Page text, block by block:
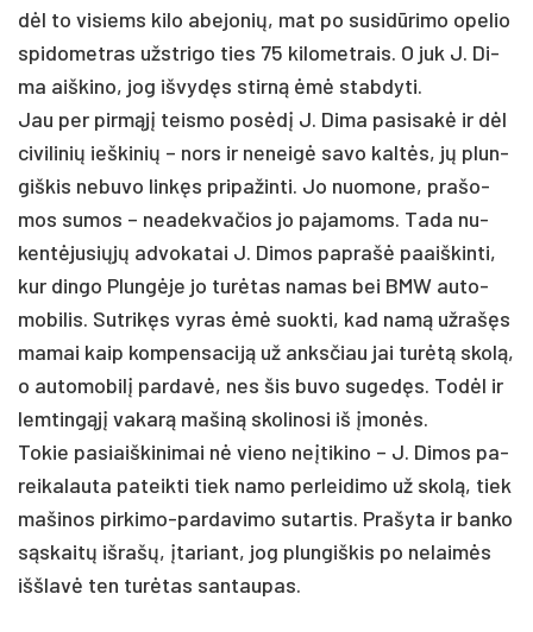
dėl to vi­siems ki­lo abe­jo­nių, mat po su­si­dūri­mo ope­lio
spi­do­met­ras užst­ri­go ties 75 ki­lo­met­rais. O juk J. Di­
ma aiš­ki­no, jog iš­vydęs stirną ėmė stab­dy­ti.
Jau per pirmąjį teis­mo po­sėdį J. Di­ma pa­si­sakė ir dėl
ci­vi­li­nių ieš­ki­nių – nors ir ne­neigė sa­vo kaltės, jų plun­
giš­kis ne­bu­vo linkęs pri­pa­žin­ti. Jo nuo­mo­ne, pra­šo­
mos su­mos – nea­dek­va­čios jo pa­ja­moms. Ta­da nu­
kentė­ju­siųjų ad­vo­ka­tai J. Di­mos pa­prašė paaiš­kin­ti,
kur din­go Plungė­je jo turė­tas na­mas bei BMW au­to­
mo­bi­lis. Sut­rikęs vy­ras ėmė suok­ti, kad namą už­rašęs
ma­mai kaip kom­pen­sa­ciją už anks­čiau jai turėtą skolą,
o au­to­mo­bilį par­davė, nes šis bu­vo su­gedęs. Todėl ir
lem­tingąjį va­karą ma­šiną sko­li­no­si iš įmonės.
To­kie pa­siaiš­ki­ni­mai nė vie­no ne­įti­ki­no – J. Di­mos pa­
rei­ka­lau­ta pa­teik­ti tiek na­mo per­lei­di­mo už skolą, tiek
ma­ši­nos pir­ki­mo-par­da­vi­mo su­tar­tis. Pra­šy­ta ir ban­ko
sąskaitų iš­rašų, įta­riant, jog plun­giš­kis po ne­laimės
išš­lavė ten turė­tas san­tau­pas.